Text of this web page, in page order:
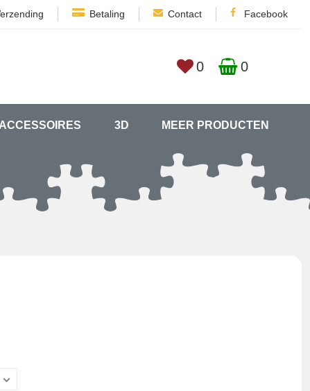
Betaling Contact Facebook
0 0
ACCESSOIRES 3D MEER PRODUCTEN